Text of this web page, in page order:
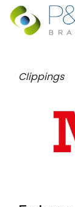
Clippings